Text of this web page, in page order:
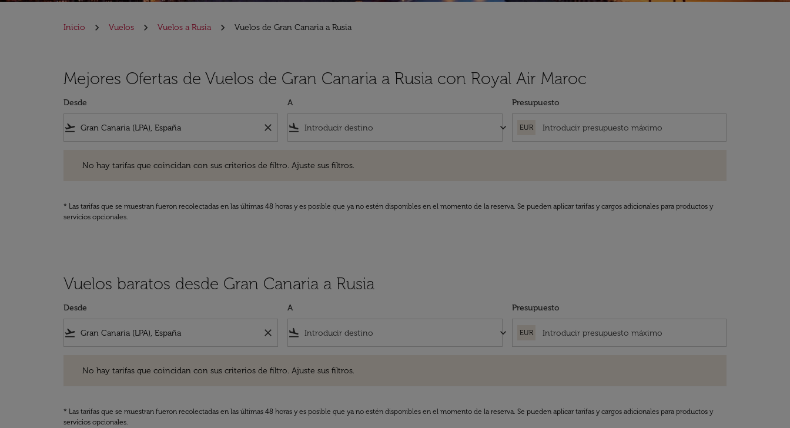
Inicio Vuelos Vuelos a Rusia Vuelos de Gran Canaria a Rusia
Mejores Ofertas de Vuelos de Gran Canaria a Rusia con Royal Air Maroc
Desde
flight_takeoff close
A
flight_land keyboard_arrow_down
Presupuesto
EUR
No hay tarifas que coincidan con sus criterios de filtro. Ajuste sus filtros.
* Las tarifas que se muestran fueron recolectadas en las últimas 48 horas y es posible que ya no estén disponibles en el momento de la reserva. Se pueden aplicar tarifas y cargos adicionales para productos y
servicios opcionales.
Vuelos baratos desde Gran Canaria a Rusia
Desde
flight_takeoff close
A
flight_land keyboard_arrow_down
Presupuesto
EUR
No hay tarifas que coincidan con sus criterios de filtro. Ajuste sus filtros.
* Las tarifas que se muestran fueron recolectadas en las últimas 48 horas y es posible que ya no estén disponibles en el momento de la reserva. Se pueden aplicar tarifas y cargos adicionales para productos y
servicios opcionales.